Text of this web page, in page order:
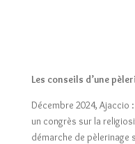
Les conseils d’une
Décembre 2024, Ajaccio
un congrès sur la
démarche de pèlerinage